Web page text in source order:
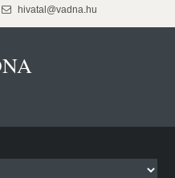
hivatal@vadna.hu